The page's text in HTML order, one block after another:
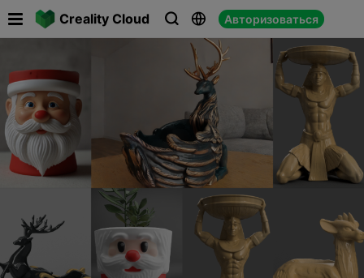
Creality Cloud   Авторизоваться
 